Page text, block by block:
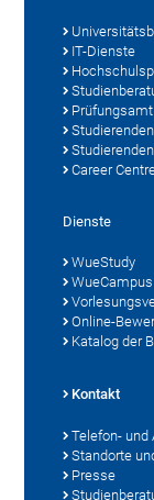
IT-Dienste
Prüfungsamt
Career
Dienste
WueStudy
WueCampus
Online-
Katalog der
Kontakt
Telefon- und
Standorte
Presse